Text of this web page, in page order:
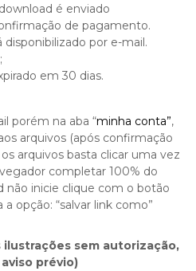
é enviado
de pagamento.
disponibilizado por e-mail.
em 30 dias.
porém na aba “minha conta”,
arquivos (após confirmação
arquivos basta clicar uma vez
completar 100% do
não inicie clique com o botão
opção: “salvar link como”
ilustrações sem autorização,
prévio)